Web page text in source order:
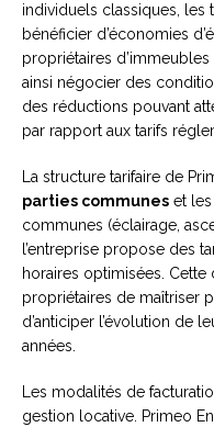
individuels classiques,
bénéficier d’économies
propriétaires
ainsi négocier des
des réductions pouvant
par rapport aux tarifs
La structure tarifaire de
parties communes et
communes (éclairage,
l’entreprise propose des
horaires optimisées.
propriétaires de maîtriser
d’anticiper l’évolution de
années.
Les modalités de
gestion locative. Primeo